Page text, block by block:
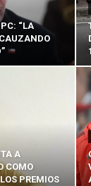
“LA
A
COMO
PREMIOS